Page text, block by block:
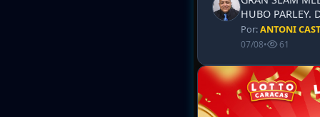
HUBO PARLEY.
Por:ANTONI
07/08• 61